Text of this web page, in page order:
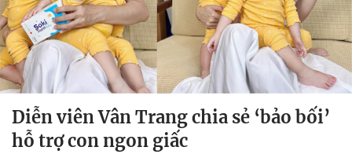
Diễn viên Vân Trang chia sẻ ‘bảo bối’
hỗ trợ con ngon giấc